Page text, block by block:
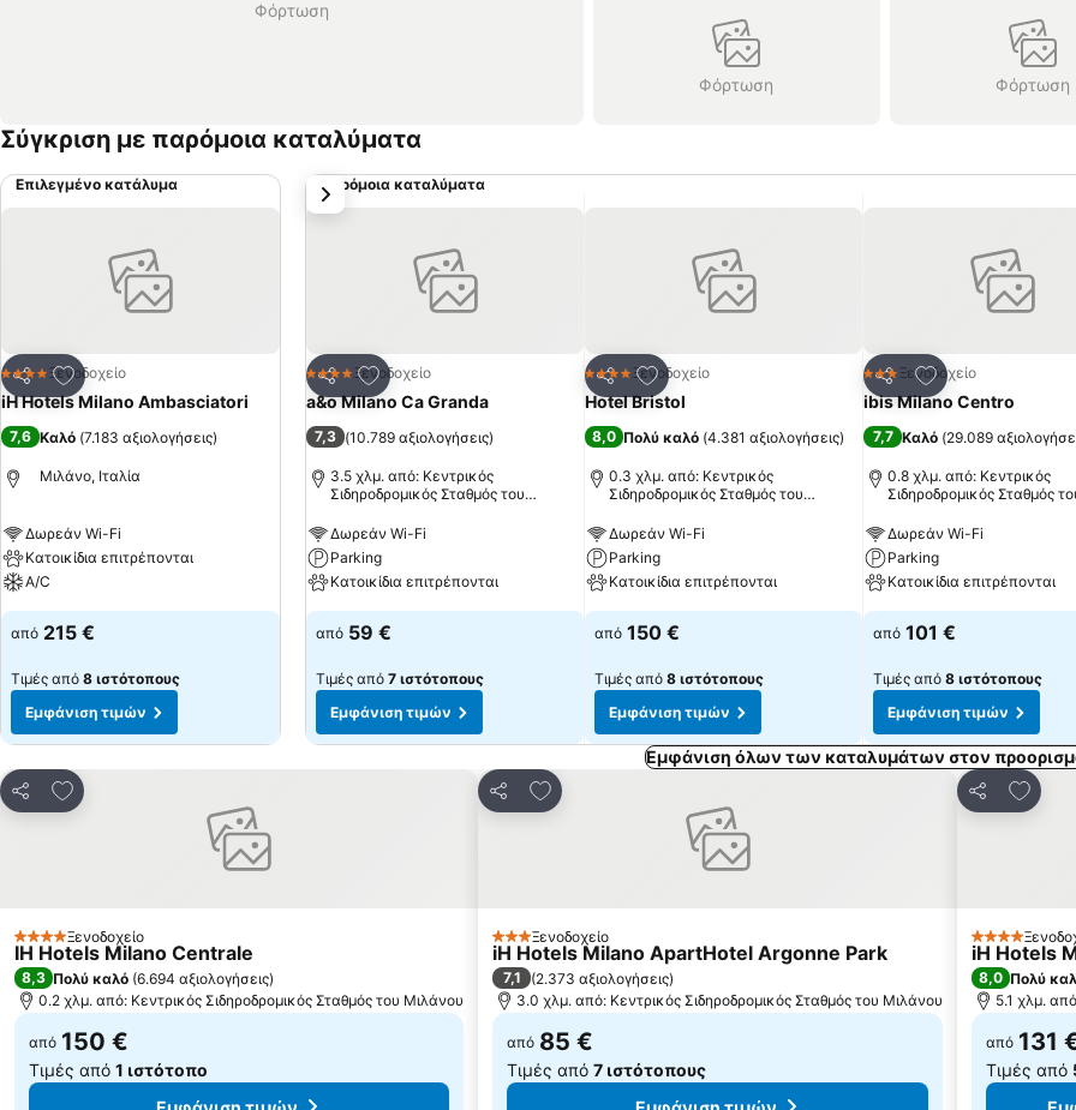
Φόρτωση
Φόρτωση Φόρτωση
Σύγκριση με παρόμοια καταλύματα
Επιλεγμένο κατάλυμα
Κοινοποίηση
Προσθήκη στα αγαπημένα
4 ΑστέριαΞενοδοχείο
iH Hotels Milano Ambasciatori
7,6 Καλό (7.183 αξιολογήσεις)
Μιλάνο, Ιταλία
Δωρεάν Wi-Fi
Κατοικίδια επιτρέπονται
A/C
από 215 €
Τιμές από 8 ιστότοπους
Εμφάνιση τιμών
Παρόμοια καταλύματα
Κοινοποίηση
Προσθήκη στα αγαπημένα
4 ΑστέριαΞενοδοχείο
a&o Milano Ca Granda
7,3 (10.789 αξιολογήσεις)
3.5 χλμ. από: Κεντρικός
Σιδηροδρομικός Σταθμός του
Δωρεάν Wi-Fi
Parking
Κατοικίδια επιτρέπονται
από 59 €
Τιμές από 7 ιστότοπους
Εμφάνιση τιμών
Κοινοποίηση
Προσθήκη στα αγαπημένα
4 ΑστέριαΞενοδοχείο
Hotel Bristol
8,0 Πολύ καλό (4.381 αξιολογήσεις)
0.3 χλμ. από: Κεντρικός
Σιδηροδρομικός Σταθμός του
Δωρεάν Wi-Fi
Parking
Κατοικίδια επιτρέπονται
από 150 €
Τιμές από 8 ιστότοπους
Εμφάνιση τιμών
Κοινοποίηση
Προσθήκη στα
3 ΑστέριαΞενοδοχείο
ibis Milano Centro
7,7 Καλό (29.089
0.8 χλμ. από: Κεντρικός
Σιδηροδρομικός Σταθμός
Δωρεάν Wi-Fi
Parking
Κατοικίδια επιτρέπονται
από 101 €
Τιμές από 8 ιστότοπους
Εμφάνιση τιμών
επόμενο
Εμφάνιση όλων των καταλυμάτων στον
Κοινοποίηση
Προσθήκη στα αγαπημένα
4 ΑστέριαΞενοδοχείο
IH Hotels Milano Centrale
8,3 Πολύ καλό (6.694 αξιολογήσεις)
0.2 χλμ. από: Κεντρικός Σιδηροδρομικός Σταθμός του Μιλάνου
από 150 €
Τιμές από 1 ιστότοπο
Κοινοποίηση
Προσθήκη στα αγαπημένα
3 ΑστέριαΞενοδοχείο
iH Hotels Milano ApartHotel Argonne Park
7,1 (2.373 αξιολογήσεις)
3.0 χλμ. από: Κεντρικός Σιδηροδρομικός Σταθμός του Μιλάνου
από 85 €
Τιμές από 7 ιστότοπους
Κοινοποίηση
4 Αστέρια
iH Hotels
8,0 Πολύ
5.1 χλμ.
από 131
Τιμές από